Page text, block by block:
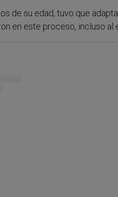
de su edad, tuvo que
en este proceso, incluso al